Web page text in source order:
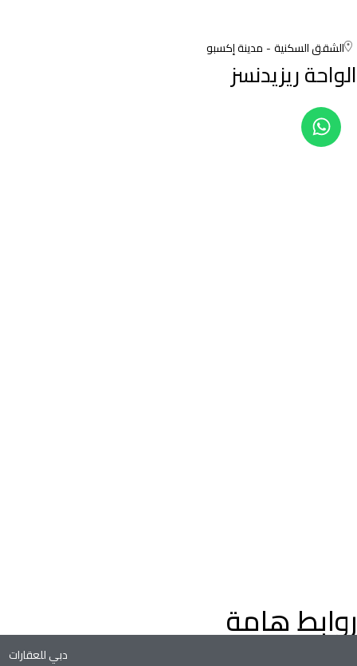
الشقق السكنية مدينة إكسبو
الواحة ريزيدنسز
روابط هامة
دبي للعقارات